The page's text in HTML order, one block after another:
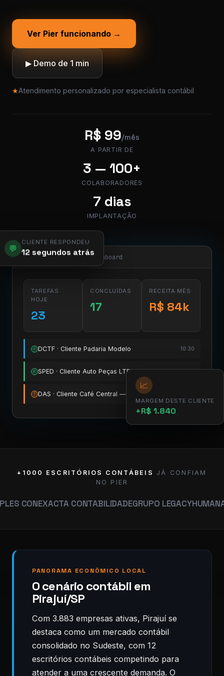
Ver Pier funcionando →
▶ Demo de 1 min
★Atendimento personalizado por especialista contábil
R$ 99/mês
A PARTIR DE
3 — 100+
COLABORADORES
7 dias
IMPLANTAÇÃO
💬
CLIENTE RESPONDEU
12 segundos atrás
app.pier.mobi/dashboard
TAREFAS
HOJE
23
CONCLUÍDAS
17
RECEITA MÊS
R$ 84k
✓ DCTF · Cliente Padaria Modelo 10:30
✓ SPED · Cliente Auto Peças LTDA 11:15
! DAS · Cliente Café Central — vence amanhã
📈
MARGEM DESTE CLIENTE
+R$ 1.840
+1000 ESCRITÓRIOS CONTÁBEIS
JÁ CONFIAM
NO PIER
EXACTA CONTABILIDADEGRUPO LEGACYHUMANA
PANORAMA ECONÔMICO LOCAL
O cenário contábil em
Pirajuí/SP
Com 3.883 empresas ativas, Pirajuí se
destaca como um mercado contábil
consolidado no Sudeste, com 12
escritórios contábeis competindo para
atender a uma crescente demanda. O